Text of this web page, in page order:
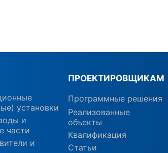
установки
и
части
и
ПРОЕКТИРОВЩИКАМ
Программные решения
Реализованные
объекты
Квалификация
Статьи